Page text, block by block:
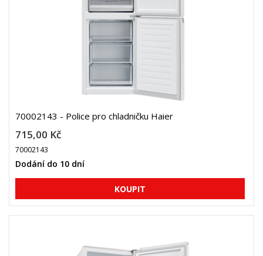
70002143 - Police pro chladničku Haier
715,00 Kč
70002143
Dodání do 10 dní